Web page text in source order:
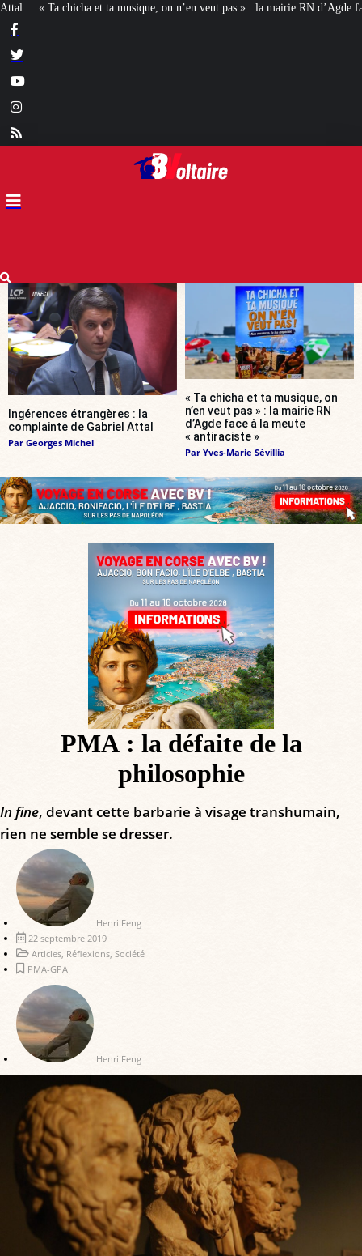
n’en veut pas » : la mairie RN d’Agde face à la meute « antiraciste » La
Ingérences étrangères : la
complainte de Gabriel Attal
Par Georges Michel
« Ta chicha et ta musique, on
n’en veut pas » : la mairie RN
d’Agde face à la meute
« antiraciste »
Par Yves-Marie Sévillia
PMA : la défaite de la
philosophie
In fine, devant cette barbarie à visage transhumain,
rien ne semble se dresser.
Henri Feng
22 septembre 2019
Articles, Réflexions, Société
PMA-GPA
Henri Feng